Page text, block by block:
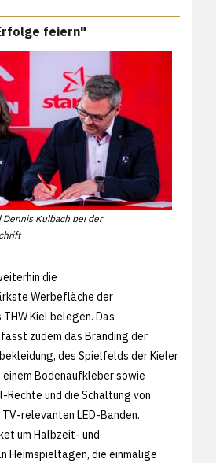
feiern"
Dennis Kulbach bei der
die
Werbefläche der
Kiel belegen. Das
zudem das Branding der
des Spielfelds der Kieler
einem Bodenaufkleber sowie
und die Schaltung von
relevanten LED-Banden.
um Halbzeit- und
Heimspieltagen, die einmalige